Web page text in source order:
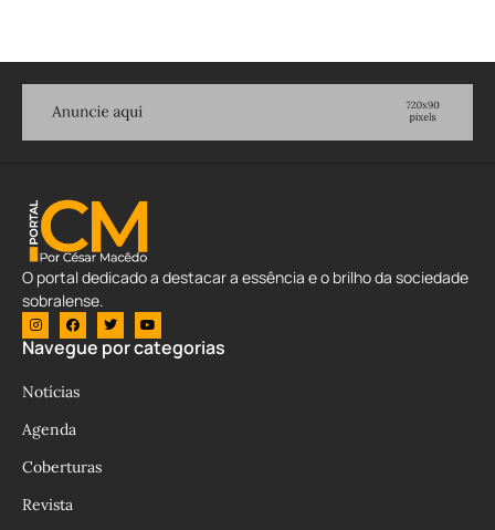
O portal dedicado a destacar a essência e o brilho da sociedade
sobralense.
Navegue por categorias
Notícias
Agenda
Coberturas
Revista